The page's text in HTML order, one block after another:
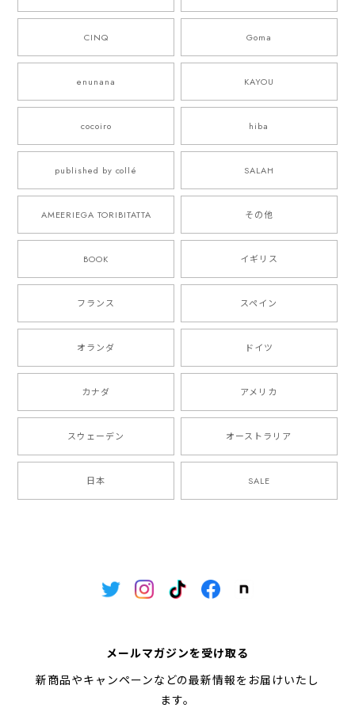
CINQ Goma
enunana KAYOU
cocoiro hiba
published by collé SALAH
AMEERIEGA TORIBITATTA その他
BOOK イギリス
フランス スペイン
オランダ ドイツ
カナダ アメリカ
スウェーデン オーストラリア
日本 SALE
メールマガジンを受け取る
新商品やキャンペーンなどの最新情報をお届けいたし
ます。